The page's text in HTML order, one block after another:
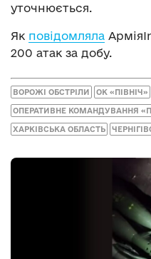
уточнюється.
Як повідомляла
200 атак за добу.
ВОРОЖІ ОБСТРІЛИ ОК «ПІВНІЧ»
ОПЕРАТИВНЕ КОМАНДУВАННЯ
ХАРКІВСЬКА ОБЛАСТЬ